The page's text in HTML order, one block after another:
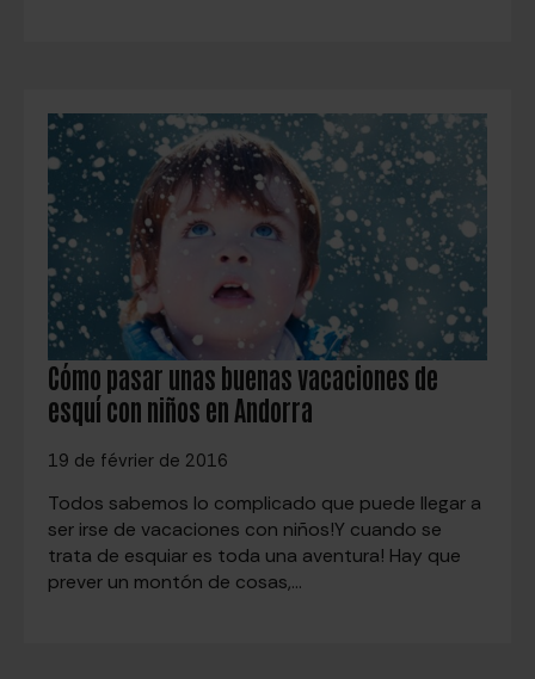
Cómo pasar unas buenas vacaciones de
esquí con niños en Andorra
19 de février de 2016
Todos sabemos lo complicado que puede llegar a
ser irse de vacaciones con niños!Y cuando se
trata de esquiar es toda una aventura! Hay que
prever un montón de cosas,…